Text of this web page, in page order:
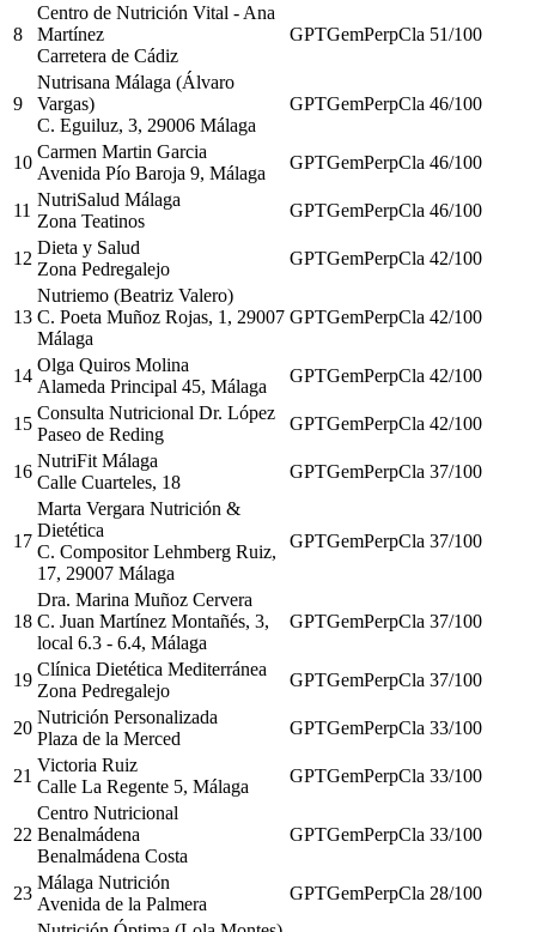
8
Centro de Nutrición Vital - Ana
Martínez
Carretera de Cádiz
GPTGemPerpCla 51/100
9
Nutrisana Málaga (Álvaro
Vargas)
C. Eguiluz, 3, 29006 Málaga
GPTGemPerpCla 46/100
10
Carmen Martin Garcia
Avenida Pío Baroja 9, Málaga
GPTGemPerpCla 46/100
11
NutriSalud Málaga
Zona Teatinos
GPTGemPerpCla 46/100
12
Dieta y Salud
Zona Pedregalejo
GPTGemPerpCla 42/100
13
Nutriemo (Beatriz Valero)
C. Poeta Muñoz Rojas, 1, 29007
Málaga
GPTGemPerpCla 42/100
14
Olga Quiros Molina
Alameda Principal 45, Málaga
GPTGemPerpCla 42/100
15
Consulta Nutricional Dr. López
Paseo de Reding
GPTGemPerpCla 42/100
16
NutriFit Málaga
Calle Cuarteles, 18
GPTGemPerpCla 37/100
17
Marta Vergara Nutrición &
Dietética
C. Compositor Lehmberg Ruiz,
17, 29007 Málaga
GPTGemPerpCla 37/100
18
Dra. Marina Muñoz Cervera
C. Juan Martínez Montañés, 3,
local 6.3 - 6.4, Málaga
GPTGemPerpCla 37/100
19
Clínica Dietética Mediterránea
Zona Pedregalejo
GPTGemPerpCla 37/100
20
Nutrición Personalizada
Plaza de la Merced
GPTGemPerpCla 33/100
21
Victoria Ruiz
Calle La Regente 5, Málaga
GPTGemPerpCla 33/100
22
Centro Nutricional
Benalmádena
Benalmádena Costa
GPTGemPerpCla 33/100
23
Málaga Nutrición
Avenida de la Palmera
GPTGemPerpCla 28/100